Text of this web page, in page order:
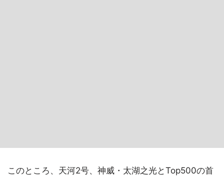
このところ、天河2号、神威・太湖之光とTop500の首